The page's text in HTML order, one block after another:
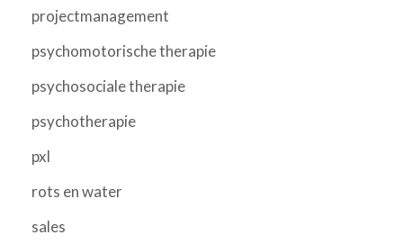
projectmanagement
psychomotorische therapie
psychosociale therapie
psychotherapie
pxl
rots en water
sales